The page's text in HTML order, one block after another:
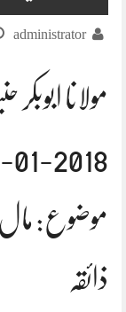
administrator
مولانا
2018-01-05
موضوع:
ذائقہ